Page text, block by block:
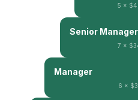
5 ×
Senior Manager
7 ×
Manager
6 ×